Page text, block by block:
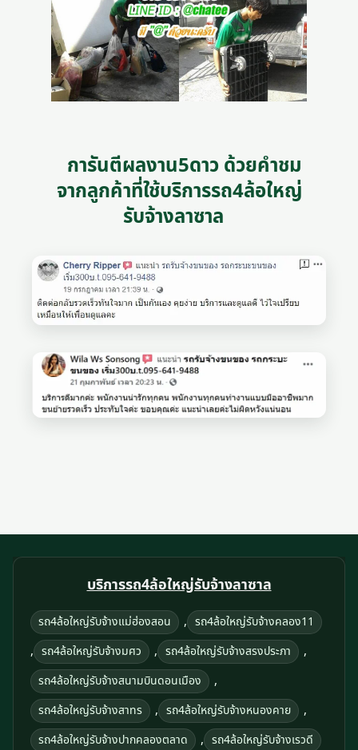
การันตีผลงาน5ดาว ด้วยคำชม
จากลูกค้าที่ใช้บริการรถ4ล้อใหญ่
รับจ้างลาซาล
บริการรถ4ล้อใหญ่รับจ้างลาซาล
รถ4ล้อใหญ่รับจ้างแม่ฮ่องสอน , รถ4ล้อใหญ่รับจ้างคลอง11
, รถ4ล้อใหญ่รับจ้างมศว , รถ4ล้อใหญ่รับจ้างสรงประภา ,
รถ4ล้อใหญ่รับจ้างสนามบินดอนเมือง ,
รถ4ล้อใหญ่รับจ้างสาทร , รถ4ล้อใหญ่รับจ้างหนองคาย ,
รถ4ล้อใหญ่รับจ้างปากคลองตลาด , รถ4ล้อใหญ่รับจ้างเรวดี